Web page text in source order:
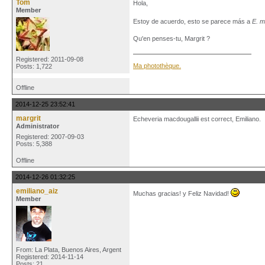
Tom
Member
Registered: 2011-09-08
Posts: 1,722
Hola,
Estoy de acuerdo, esto se parece más a E.
Qu'en penses-tu, Margrit ?
Ma photothèque.
Offline
2014-12-25 23:52:41
margrit
Administrator
Registered: 2007-09-03
Posts: 5,388
Echeveria macdougallii est correct, Emiliano.
Offline
2014-12-26 01:32:25
emiliano_aiz
Member
From: La Plata, Buenos Aires, Argent
Registered: 2014-11-14
Posts: 21
Muchas gracias! y Feliz Navidad!